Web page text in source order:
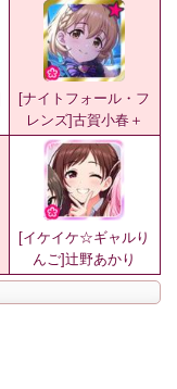
[ナイトフォール・フ
レンズ]古賀小春＋
[イケイケ☆ギャルり
んご]辻野あかり